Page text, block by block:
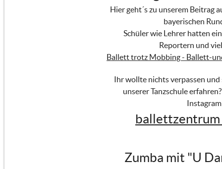
Hier geht´s zu unserem Beitrag
bayerischen
Schüler wie Lehrer hatten
Reportern und
Ballett trotz Mobbing - Ballett-
Ihr wollte nichts verpassen
unserer Tanzschule
Instagram
Zumba mit "U